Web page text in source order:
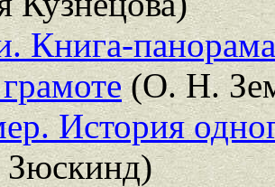
Книга-панорама
(О. Н.
История
Зюскинд)